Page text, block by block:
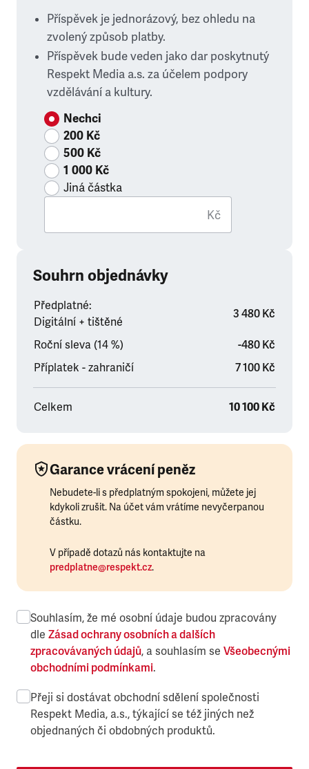
Příspěvek je jednorázový, bez ohledu na
zvolený způsob platby.
Příspěvek bude veden jako dar poskytnutý
Respekt Media a.s. za účelem podpory
vzdělávání a kultury.
Nechci
200 Kč
500 Kč
1 000 Kč
Jiná částka
Kč
Souhrn objednávky
Předplatné:
Digitální + tištěné
3 480 Kč
Roční sleva (14 %)
-480 Kč
Příplatek - zahraničí
7 100 Kč
Celkem 10 100 Kč
Garance vrácení peněz
Nebudete-li s předplatným spokojeni, můžete jej
kdykoli zrušit. Na účet vám vrátíme nevyčerpanou
částku.
V případě dotazů nás kontaktujte na
predplatne@respekt.cz.
Souhlasím, že mé osobní údaje budou zpracovány
dle Zásad ochrany osobních a dalších
zpracovávaných údajů, a souhlasím se Všeobecnými
obchodními podmínkami.
Přeji si dostávat obchodní sdělení společnosti
Respekt Media, a.s., týkající se též jiných než
objednaných či obdobných produktů.